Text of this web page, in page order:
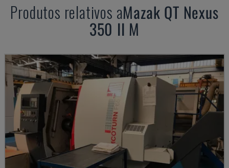
Produtos relativos aMazak QT Nexus
350 II M